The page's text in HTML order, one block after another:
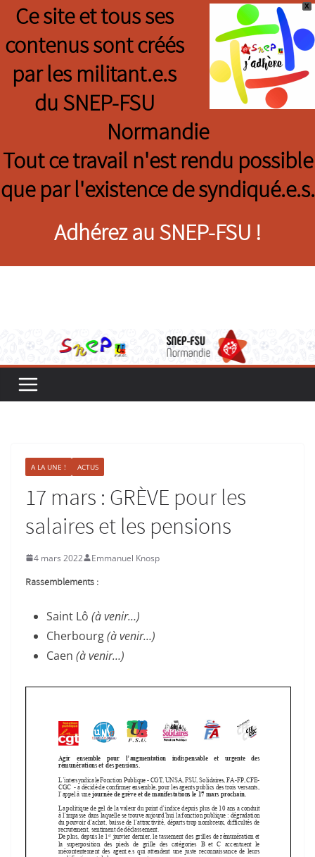
X
Ce site et tous ses
contenus sont créés
par les militant.e.s
du SNEP-FSU
Normandie
Tout ce travail n'est rendu possible
que par l'existence de syndiqué.e.s.
Adhérez au SNEP-FSU !
A LA UNE ! ACTUS
17 mars : GRÈVE pour les
salaires et les pensions
4 mars 2022 Emmanuel Knosp
Rassemblements :
Saint Lô (à venir…)
Cherbourg(à venir…)
Caen (à venir…)